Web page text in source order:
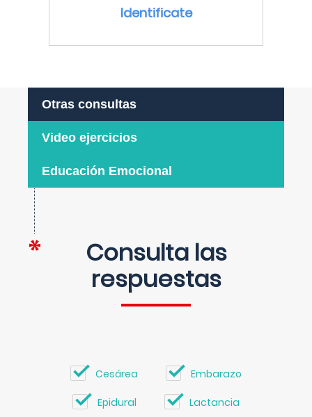
Identificate
Otras consultas
Video ejercicios
Educación Emocional
Consulta las
respuestas
Cesárea Embarazo
Epidural Lactancia